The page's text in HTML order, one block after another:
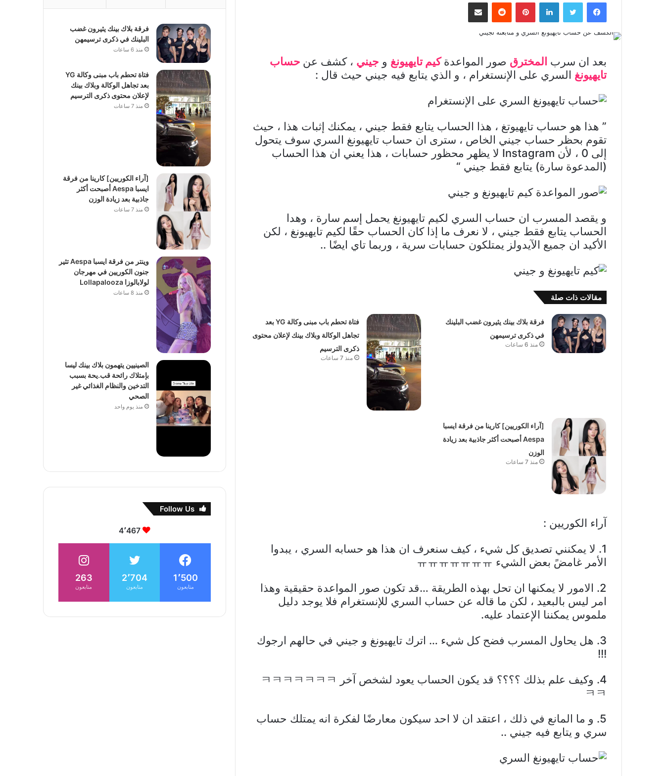
فيسبوك تويتر لينكدإن بينتيريست مشاركة عبر البريد
بعد ان سرب المخترق صور المواعدة كيم تايهيونغ و جيني ، كشف عن حساب
تايهيونغ السري على الإنستغرام ، و الذي يتابع فيه جيني حيث قال :
” هذا هو حساب تايهيوتغ ، هذا الحساب يتابع فقط جيني ، يمكنك إثبات هذا ، حيث
تقوم بحظر حساب جيني الخاص ، سترى ان حساب تايهيونغ السري سوف يتحول
إلى 0 ، لأن Instagram لا يظهر محظور حسابات ، هذا يعني ان هذا الحساب
(المدعوة سارة) يتابع فقط جيني “
و يقصد المسرب ان حساب السري لكيم تايهيونغ يحمل إسم سارة ، وهدا
الحساب يتابع فقط جيني ، لا نعرف ما إذا كان الحساب حقًا لكيم تايهيونغ ، لكن
الأكيد ان جميع الآيدولز يمتلكون حسابات سرية ، وربما تاي ايضًا ..
مقالات ذات صلة
فرقة بلاك بينك يثيرون غضب البلينك
في ذكرى ترسيمهن
منذ 6 ساعات
فتاة تحطم باب مبنى وكالة YG بعد
تجاهل الوكالة وبلاك بينك لإعلان محتوى
ذكرى الترسيم
منذ 7 ساعات
[آراء الكوريين] كارينا من فرقة ايسبا
Aespa أصبحت أكثر جاذبية بعد زيادة
الوزن
منذ 7 ساعات
آراء الكوريين :
1. لا يمكنني تصديق كل شيء ، كيف سنعرف ان هذا هو حسابه السري ، يبدوا
الأمر غامضً بعض الشيء ㅠㅠㅠㅠㅠㅠㅠ
2. الامور لا يمكنها ان تحل بهذه الطريقة …قد تكون صور المواعدة حقيقية وهذا
امر ليس بالبعيد ، لكن ما قاله عن حساب السري للإنستغرام فلا يوجد دليل
ملموس يمكننا الإعتماد عليه.
3. هل يحاول المسرب فضح كل شيء … اترك تايهيونغ و جيني في حالهم ارجوك
!!!
4. وكيف علم بذلك ؟؟؟؟ قد يكون الحساب يعود لشخص آخر ㅋㅋㅋㅋㅋㅋㅋ
ㅋㅋ
5. و ما المانع في ذلك ، اعتقد ان لا احد سيكون معارضًا لفكرة انه يمتلك حساب
سري و يتابع فيه جيني ..
فرقة بلاك بينك يثيرون غضب
البلينك في ذكرى ترسيمهن
منذ 6 ساعات
فتاة تحطم باب مبنى وكالة YG
بعد تجاهل الوكالة وبلاك بينك
لإعلان محتوى ذكرى الترسيم
منذ 7 ساعات
[آراء الكوريين] كارينا من فرقة
ايسبا Aespa أصبحت أكثر
جاذبية بعد زيادة الوزن
منذ 7 ساعات
وينتر من فرقة ايسبا Aespa تثير
جنون الكوريين في مهرجان
لولابالوزا Lollapalooza
منذ 8 ساعات
الصينيين يتهمون بلاك بينك ليسا
بإمتلاك رائحة قب.يحة بسبب
التدخين والنظام الغذائي غير
الصحي
منذ يوم واحد
Follow Us
4٬467
1٬500
متابعون
2٬704
متابعون
263
متابعون